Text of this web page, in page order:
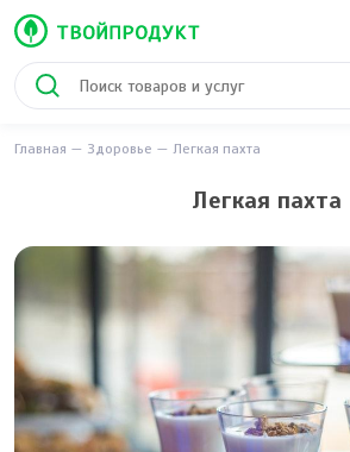
Главная Здоровье Легкая пахта
Легкая пахта